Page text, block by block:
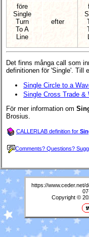
före
Single
Turn
To A
Line
efter
Det finns många call som
definitionen för 'Single'. Till
Single Circle to a
Single Cross Trade &
För mer information om
Brosius.
CALLERLAB definition for
Comments? Questions?
https://www.ceder.net/
Copyright ©